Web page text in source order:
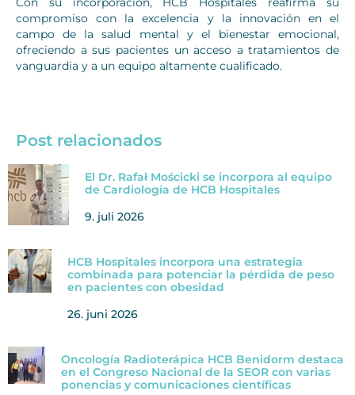
compromiso con la excelencia y la innovación en el
campo de la salud mental y el bienestar emocional,
ofreciendo a sus pacientes un acceso a tratamientos de
vanguardia y a un equipo altamente cualificado.
Post relacionados
El Dr. Rafał Mościcki se incorpora al equipo
de Cardiología de HCB Hospitales
9. juli 2026
HCB Hospitales incorpora una estrategia
combinada para potenciar la pérdida de peso
en pacientes con obesidad
26. juni 2026
Oncología Radioterápica HCB Benidorm destaca
en el Congreso Nacional de la SEOR con varias
ponencias y comunicaciones científicas